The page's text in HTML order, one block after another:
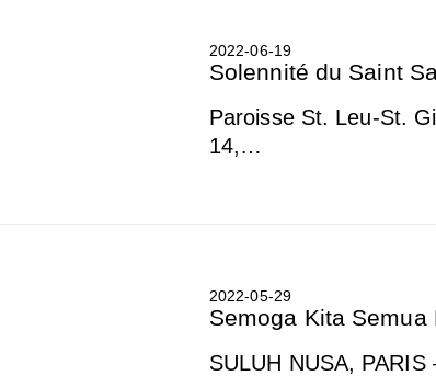
2022-06-19
Solennité du Saint
Paroisse St.
14,…
2022-05-29
Semoga Kita Semua
SULUH NUSA,